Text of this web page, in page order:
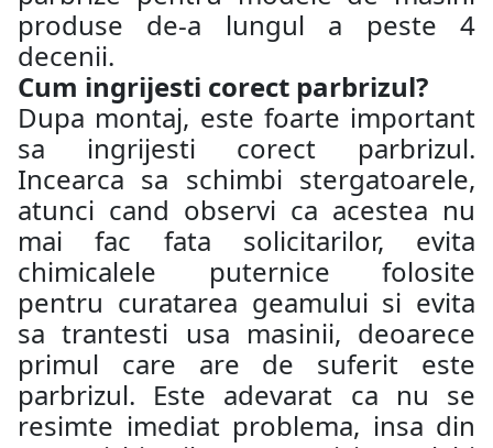
produse de-a lungul a peste 4
decenii.
Cum ingrijesti corect parbrizul?
Dupa montaj, este foarte important
sa ingrijesti corect parbrizul.
Incearca sa schimbi stergatoarele,
atunci cand observi ca acestea nu
mai fac fata solicitarilor, evita
chimicalele puternice folosite
pentru curatarea geamului si evita
sa trantesti usa masinii, deoarece
primul care are de suferit este
parbrizul. Este adevarat ca nu se
resimte imediat problema, insa din